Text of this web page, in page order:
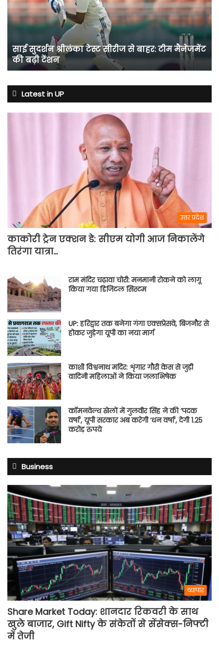
सीरीज
से
मैनेजमेंट
की
बढ़ी
साई सुदर्शन श्रीलंका टेस्ट सीरीज से बाहर: टीम मैनेजमेंट
की बढ़ी टेंशन
Latest in UP
उत्तर प्रदेश
काकोरी ट्रेन एक्शन डे: सीएम योगी आज निकालेंगे
तिरंगा यात्रा…
राम मंदिर चढ़ावा चोरी: मनमानी रोकने को लागू
किया गया डिजिटल सिस्टम
UP: हरिद्वार तक बनेगा गंगा एक्सप्रेसवे, बिजनौर से
होकर जुड़ेगा यूपी का नया मार्ग
काशी विश्वनाथ मदिर: शृंगार गौरी केस से जुड़ी
वादिनी महिलाओं ने किया जलाभिषेक
कॉमनवेल्थ खेलों में गुलवीर सिंह ने की ‘पदक
वर्षा’, यूपी सरकार अब करेगी ‘धन वर्षा’, देगी 1.25
करोड़ रुपये
Business
व्यापार
Share Market Today: शानदार रिकवरी के साथ
खुले बाजार, Gift Nifty के संकेतों से सेंसेक्स-निफ्टी
में तेजी